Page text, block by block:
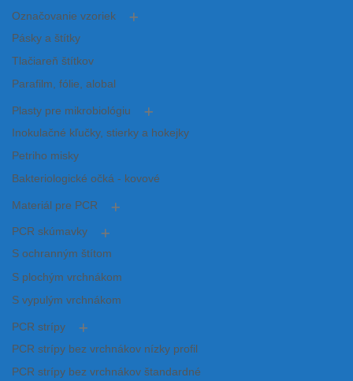
Označovanie vzoriek
Pásky a štítky
Tlačiareň štítkov
Parafilm, fólie, alobal
Plasty pre mikrobiológiu
Inokulačné kľučky, stierky a hokejky
Petriho misky
Bakteriologické očká - kovové
Materiál pre PCR
PCR skúmavky
S ochranným štítom
S plochým vrchnákom
S vypulým vrchnákom
PCR strípy
PCR strípy bez vrchnákov nízky profil
PCR strípy bez vrchnákov štandardné